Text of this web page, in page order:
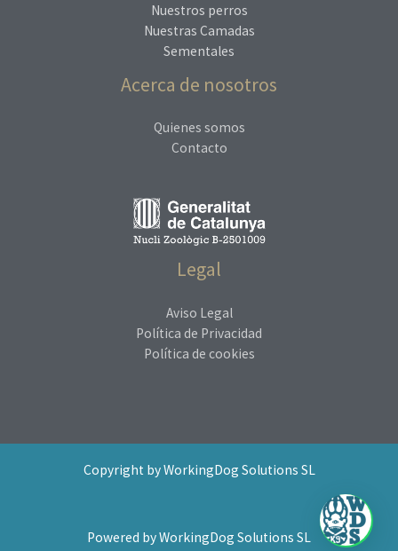
Nuestros perros
Nuestras Camadas
Sementales
Acerca de nosotros
Quienes somos
Contacto
Legal
Aviso Legal
Política de Privacidad
Política de cookies
Copyright by WorkingDog Solutions SL
Powered by WorkingDog Solutions SL